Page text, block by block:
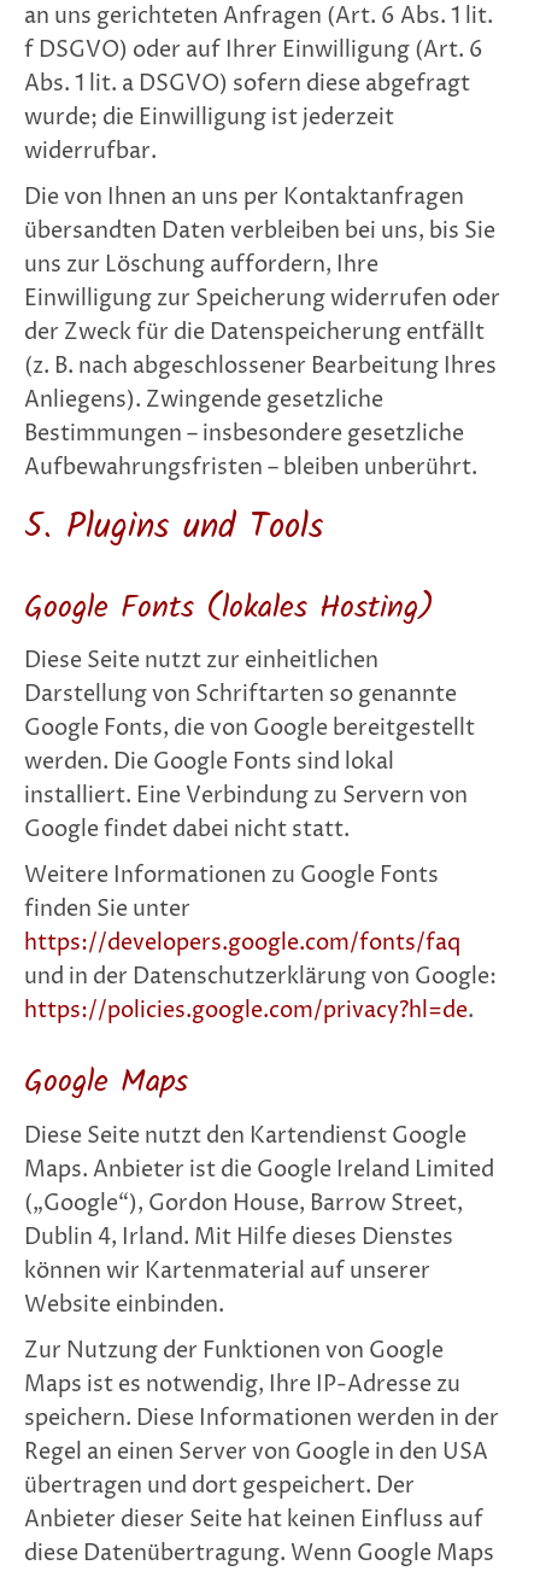
an uns gerichteten Anfragen (Art. 6 Abs. 1 lit.
f DSGVO) oder auf Ihrer Einwilligung (Art. 6
Abs. 1 lit. a DSGVO) sofern diese abgefragt
wurde; die Einwilligung ist jederzeit
widerrufbar.
Die von Ihnen an uns per Kontaktanfragen
übersandten Daten verbleiben bei uns, bis Sie
uns zur Löschung auffordern, Ihre
Einwilligung zur Speicherung widerrufen oder
der Zweck für die Datenspeicherung entfällt
(z. B. nach abgeschlossener Bearbeitung Ihres
Anliegens). Zwingende gesetzliche
Bestimmungen – insbesondere gesetzliche
Aufbewahrungsfristen – bleiben unberührt.
5. Plugins und Tools
Google Fonts (lokales Hosting)
Diese Seite nutzt zur einheitlichen
Darstellung von Schriftarten so genannte
Google Fonts, die von Google bereitgestellt
werden. Die Google Fonts sind lokal
installiert. Eine Verbindung zu Servern von
Google findet dabei nicht statt.
Weitere Informationen zu Google Fonts
finden Sie unter
https://developers.google.com/fonts/faq
und in der Datenschutzerklärung von Google:
https://policies.google.com/privacy?hl=de.
Google Maps
Diese Seite nutzt den Kartendienst Google
Maps. Anbieter ist die Google Ireland Limited
(„Google“), Gordon House, Barrow Street,
Dublin 4, Irland. Mit Hilfe dieses Dienstes
können wir Kartenmaterial auf unserer
Website einbinden.
Zur Nutzung der Funktionen von Google
Maps ist es notwendig, Ihre IP-Adresse zu
speichern. Diese Informationen werden in der
Regel an einen Server von Google in den USA
übertragen und dort gespeichert. Der
Anbieter dieser Seite hat keinen Einfluss auf
diese Datenübertragung. Wenn Google Maps